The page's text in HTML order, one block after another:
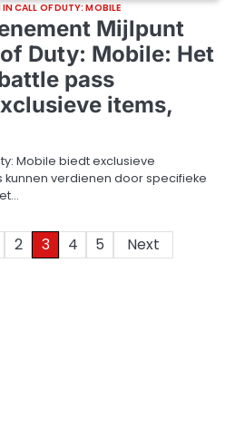
CALL OF DUTY: MOBILE
Mijlpunt
Duty: Mobile: Het
pass
items,
Mobile biedt exclusieve
verdienen door specifieke
2 3 4 5 Next